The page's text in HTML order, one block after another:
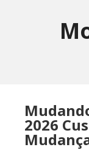
2026